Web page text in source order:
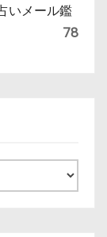
いメール鑑
78